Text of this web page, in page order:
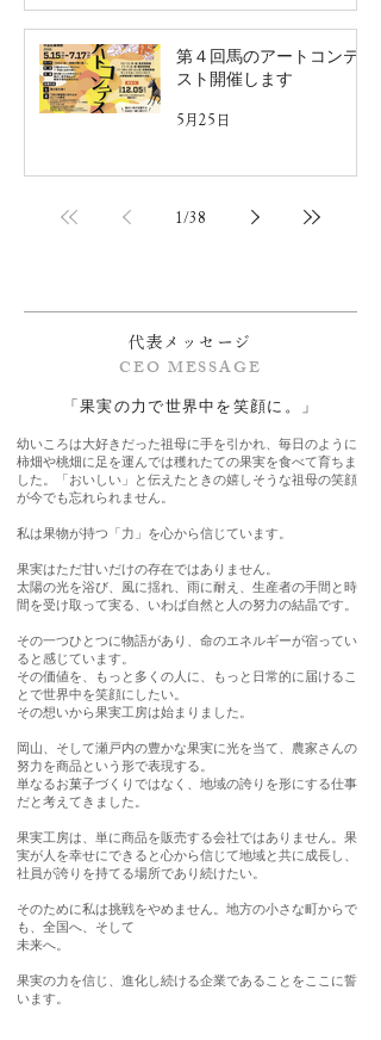
第４回馬のアートコンテ
スト開催します
5月25日
1 /38
代表メッセージ
CEO MESSAGE
「果実の力で世界中を笑顔に。」
幼いころは大好きだった祖母に手を引かれ、毎日のように
柿畑や桃畑に足を運んでは穫れたての果実を食べて育ちま
した。「おいしい」と伝えたときの嬉しそうな祖母の笑顔
が今でも忘れられません。
私は果物が持つ「力」を心から信じています。
果実はただ甘いだけの存在ではありません。
太陽の光を浴び、風に揺れ、雨に耐え、生産者の手間と時
間を受け取って実る、いわば自然と人の努力の結晶です。
その一つひとつに物語があり、命のエネルギーが宿ってい
ると感じています。
その価値を、もっと多くの人に、もっと日常的に届けるこ
とで世界中を笑顔にしたい。
その想いから果実工房は始まりました。
岡山、そして瀬戸内の豊かな果実に光を当て、農家さんの
努力を商品という形で表現する。
単なるお菓子づくりではなく、地域の誇りを形にする仕事
だと考えてきました。
果実工房は、単に商品を販売する会社ではありません。果
実が人を幸せにできると心から信じて地域と共に成長し、
社員が誇りを持てる場所であり続けたい。
そのために私は挑戦をやめません。地方の小さな町からで
も、全国へ、そして
未来へ。
果実の力を信じ、進化し続ける企業であることをここに誓
います。